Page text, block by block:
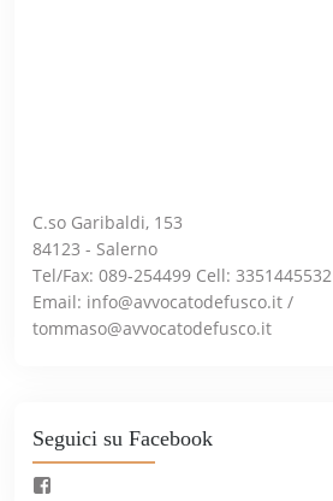
C.so Garibaldi, 153
84123 - Salerno
Tel/Fax: 089-254499 Cell: 3351445532
Email: info@avvocatodefusco.it /
tommaso@avvocatodefusco.it
Seguici su Facebook